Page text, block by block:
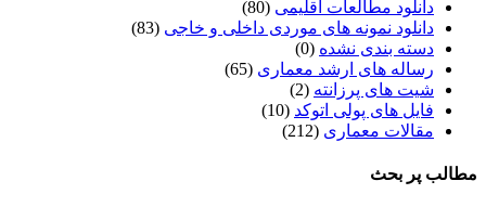
دانلود مطالعات اقلیمی (80)
دانلود نمونه های موردی داخلی و خاجی (83)
دسته بندی نشده (0)
رساله های ارشد معماری (65)
شیت های پرزانته (2)
فایل های پولی اتوکد (10)
مقالات معماری (212)
مطالب پر بحث